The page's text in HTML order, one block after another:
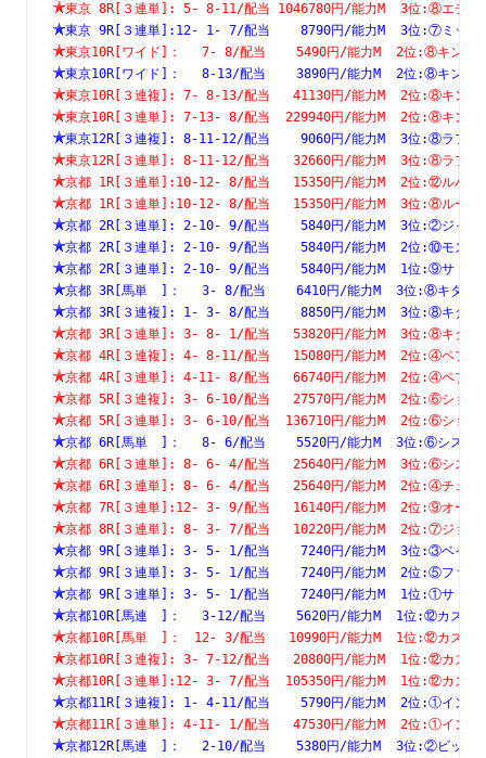
東京 8R[３連単]: 5- 8-11/配当 1046780円/能力M
東京 9R[３連単]:12- 1- 7/配当    8790円/能力M  3位:⑦ミッキ
東京10R[ワイド]：　 7- 8/配当    5490円/能力M  2位:⑧キング
東京10R[ワイド]：　 8-13/配当    3890円/能力M  2位:⑧キング
東京10R[３連複]: 7- 8-13/配当   41130円/能力M  2位:⑧キン
東京10R[３連単]: 7-13- 8/配当  229940円/能力M  2位:⑧キン
東京12R[３連複]: 8-11-12/配当    9060円/能力M  3位:⑧ラファル
東京12R[３連単]: 8-11-12/配当   32660円/能力M  3位:⑧ラファル
京都 1R[３連単]:10-12- 8/配当   15350円/能力M  2
京都 1R[３連単]:10-12- 8/配当   15350円/能力M  3
京都 2R[３連単]: 2-10- 9/配当    5840円/能力M
京都 2R[３連単]: 2-10- 9/配当    5840円/能力M  2
京都 2R[３連単]: 2-10- 9/配当    5840円/能力M
京都 3R[馬単　]：　 3- 8/配当    6410円/能力M  3
京都 3R[３連複]: 1- 3- 8/配当    8850円/能力M  3
京都 3R[３連単]: 3- 8- 1/配当   53820円/能力M  3
京都 4R[３連複]: 4- 8-11/配当   15080円/能力M  2位
京都 4R[３連単]: 4-11- 8/配当   66740円/能力M  2位
京都 5R[３連複]: 3- 6-10/配当   27570円/能力M  2位
京都 5R[３連単]: 3- 6-10/配当  136710円/能力M  2位
京都 6R[馬単　]：　 8- 6/配当    5520円/能力M  3
京都 6R[３連単]: 8- 6- 4/配当   25640円/能力M
京都 6R[３連単]: 8- 6- 4/配当   25640円/能力M
京都 7R[３連単]:12- 3- 9/配当   16140円/能力M
京都 8R[３連単]: 8- 3- 7/配当   10220円/能力M
京都 9R[３連単]: 3- 5- 1/配当    7240円/能力M  3位:③ベイラ
京都 9R[３連単]: 3- 5- 1/配当    7240円/能力M  2位:⑤ファー
京都 9R[３連単]: 3- 5- 1/配当    7240円/能力M  1位:①サトノ
京都10R[馬連　]：　 3-12/配当    5620円/能力M  1位:⑫カズミク
京都10R[馬単　]：　12- 3/配当   10990円/能力M  1位:⑫カズミク
京都10R[３連複]: 3- 7-12/配当   20800円/能力M  1位:⑫カズミク
京都10R[３連単]:12- 3- 7/配当  105350円/能力M  1位:⑫カズミク
京都11R[３連複]: 1- 4-11/配当    5790円/能力M  2位:①イン
京都11R[３連単]: 4-11- 1/配当   47530円/能力M  2位:①イン
京都12R[馬連　]：　 2-10/配当    5380円/能力M